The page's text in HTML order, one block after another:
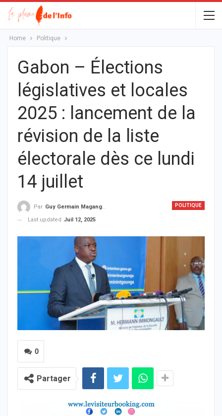
Home Politique
Gabon – Élections
législatives et locales
2025 : lancement de la
révision de la liste
électorale dès ce lundi
14 juillet
POLITIQUE
Par Guy Germain Maganga Nziengui
Last updated Juil 12, 2025
0
Partager